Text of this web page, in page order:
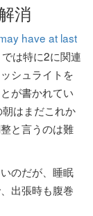
消
have at last
では特に2に関連
シュライトを
が書かれてい
はまだこれか
と言うのは難
のだが、睡眠
出張時も腹巻